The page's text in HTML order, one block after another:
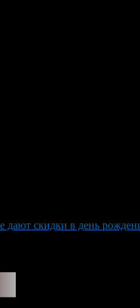
дают скидки в день